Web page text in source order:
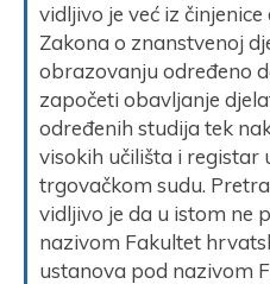
vidljivo je već iz
Zakona o znanstvenoj
obrazovanju određeno
započeti obavljanje
određenih studija tek
visokih učilišta i registar
trgovačkom sudu.
vidljivo je da u istom ne
nazivom Fakultet
ustanova pod nazivom